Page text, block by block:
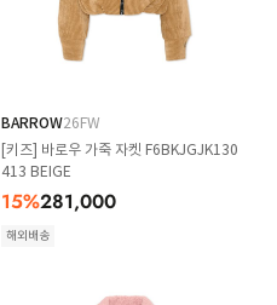
BARROW26FW
[키즈] 바로우 가죽 자켓 F6BKJGJK130
413 BEIGE
15%281,000
해외배송